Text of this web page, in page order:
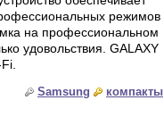
режимов
на профессиональном
удовольствия. GALAXY
Samsung компакты